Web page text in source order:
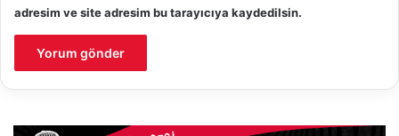
adresim ve site adresim bu tarayıcıya kaydedilsin.